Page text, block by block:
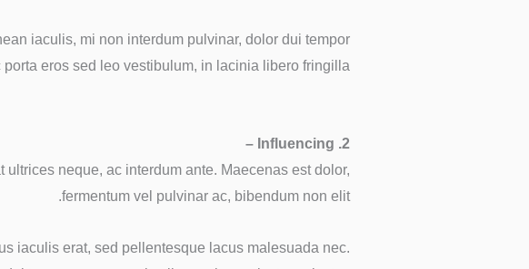
iaculis, mi non interdum pulvinar, dolor dui tempor
eros sed leo vestibulum, in lacinia libero fringilla.
2. Influencing –
neque, ac interdum ante. Maecenas est dolor,
fermentum vel pulvinar ac, bibendum non elit.
iaculis erat, sed pellentesque lacus malesuada nec.